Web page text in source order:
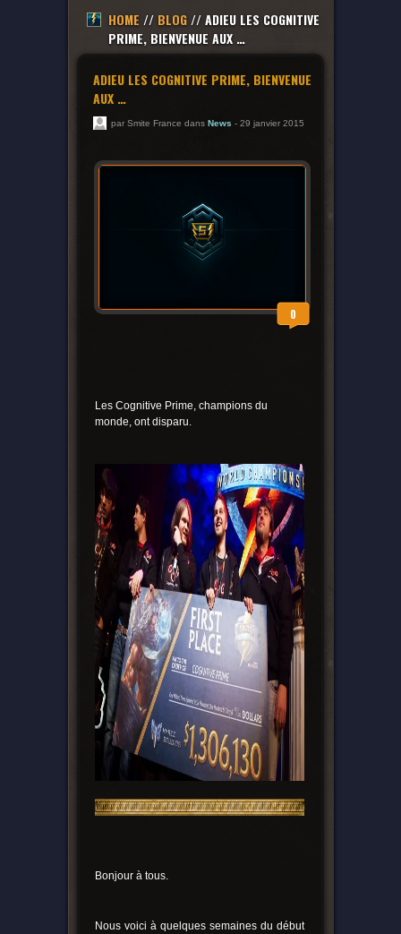
HOME // BLOG// ADIEU LES COGNITIVE
PRIME, BIENVENUE AUX …
ADIEU LES COGNITIVE PRIME, BIENVENUE
AUX …
par Smite France dans News - 29 janvier 2015
0
Les Cognitive Prime, champions du
monde, ont disparu.
Bonjour à tous.
Nous voici à quelques semaines du début